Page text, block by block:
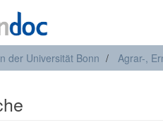
der Universität Bonn Agrar-,